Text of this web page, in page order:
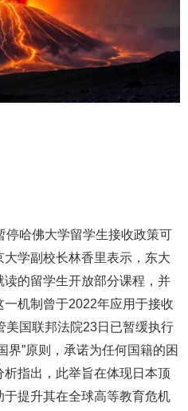
停哈佛大学留学生接收政策可
学副校长林香里表示，东大
的留学生开放部分课程，并
机制曾于2022年应用于接收
美国联邦法院23日已暂缓执行
界”原则，承诺为任何国籍的困
指出，此举旨在体现日本顶
提升其在全球高等教育危机